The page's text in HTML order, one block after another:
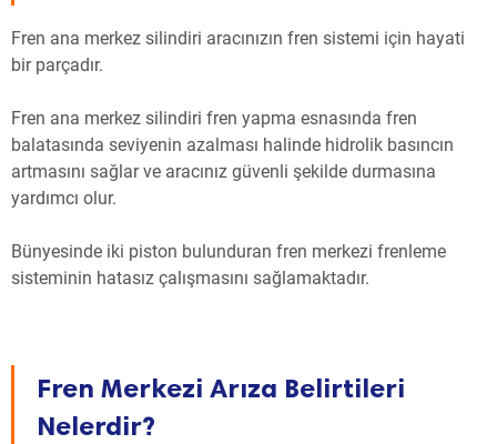
Fren ana merkez silindiri aracınızın fren sistemi için hayati
bir parçadır.
Fren ana merkez silindiri fren yapma esnasında fren
balatasında seviyenin azalması halinde hidrolik basıncın
artmasını sağlar ve aracınız güvenli şekilde durmasına
yardımcı olur.
Bünyesinde iki piston bulunduran fren merkezi frenleme
sisteminin hatasız çalışmasını sağlamaktadır.
Fren Merkezi Arıza Belirtileri
Nelerdir?